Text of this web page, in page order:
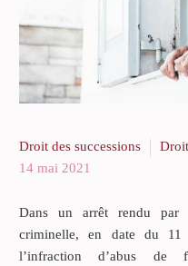
Droit des successions
14 mai 2021
Dans un arrêt rendu par
criminelle, en date du
l’infraction d’abus de